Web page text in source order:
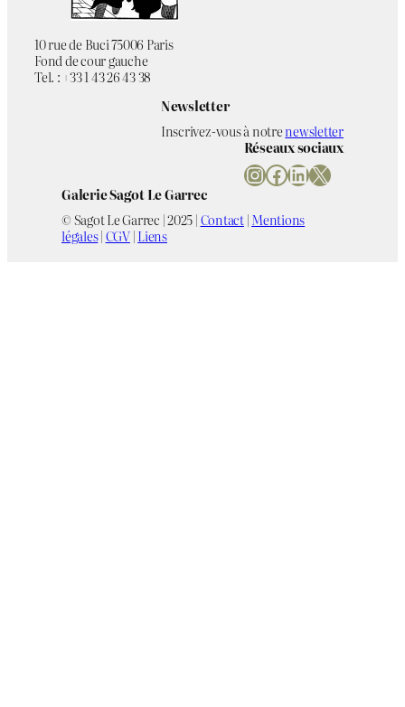
10 rue de Buci 75006 Paris
Fond de cour gauche
Tel. : +33 1 43 26 43 38
Newsletter
Inscrivez-vous à notrenewsletter
Réseaux sociaux
InstagramFacebook LinkedIn X
Galerie Sagot Le Garrec
© Sagot Le Garrec | 2025 |Contact|Mentions
légales|CGV|Liens